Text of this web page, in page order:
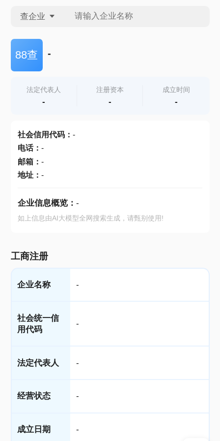
查企业
查企业
查产地
88查 -
法定代表人
-
注册资本
-
成立时间
-
社会信用代码： -
电话： -
邮箱： -
地址： -
企业信息概览： -
如上信息由AI大模型全网搜索生成，请甄别使用!
工商注册
企业名称 -
社会统一信
用代码
-
法定代表人 -
经营状态 -
成立日期 -